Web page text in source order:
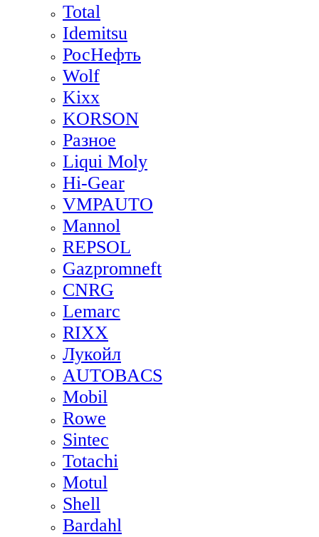
Total
Idemitsu
РосНефть
Wolf
Kixx
KORSON
Разное
Liqui Moly
Hi-Gear
VMPAUTO
Mannol
REPSOL
Gazpromneft
CNRG
Lemarc
RIXX
Лукойл
AUTOBACS
Mobil
Rowe
Sintec
Totachi
Motul
Shell
Bardahl